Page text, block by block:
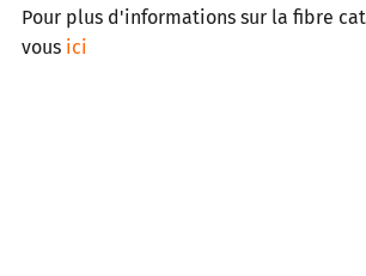
Pour plus d'informations sur la fibre
vous ici